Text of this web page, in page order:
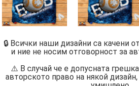
🔒 Всички наши дизайни са качени
и ние не носим отговорност за
⚠️ В случай че е допусната
авторското право на някой